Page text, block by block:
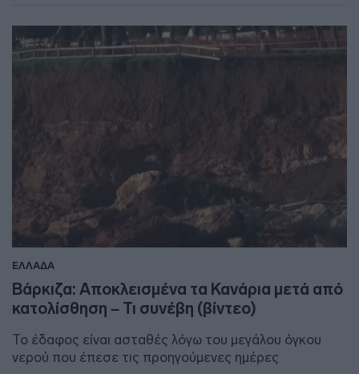
ΕΛΛΑΔΑ
Βάρκιζα: Αποκλεισμένα τα Κανάρια μετά από
κατολίσθηση – Τι συνέβη (βίντεο)
Το έδαφος είναι ασταθές λόγω του μεγάλου όγκου
νερού που έπεσε τις προηγούμενες ημέρες